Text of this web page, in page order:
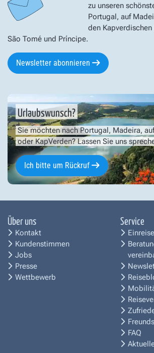
zu unseren
Portugal, auf
den
São Tomé und Príncipe.
Newsletter abonnieren
Urlaubswunsch?
Sie möchten nach Portugal, Madeira,
oder KapVerden? Lassen Sie uns
Ich bitte um Rückruf
Über uns
Kontakt
Kundenstimmen
Jobs
Presse
Wettbewerb
Service
FAQ